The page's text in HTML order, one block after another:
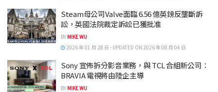
Steam母公司Valve面臨 6.56 億英鎊反壟斷訴
訟，英國法院裁定訴訟已獲批准
BY MIKE WU
2026 年 01 月 28 日 - UPDATED ON 2026 年 08 月 04 日
Sony 宣佈拆分影音業務，與 TCL 合組新公司：
BRAVIA 電視將由陸企主導
BY MIKE WU